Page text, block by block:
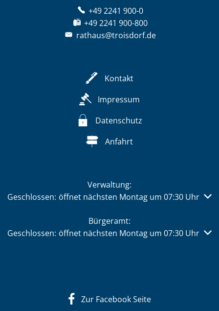
+49 2241 900-0
+49 2241 900-800
rathaus@troisdorf.de
Kontakt
Impressum
Datenschutz
Anfahrt
Verwaltung:
Klicken, um weitere Öffnungs- oder Schließzeiten
Geschlossen: öffnet nächsten Montag um 07:30 Uhr
Bürgeramt:
Klicken, um weitere Öffnungs- oder Schließzeiten
Geschlossen: öffnet nächsten Montag um 07:30 Uhr
Zur Facebook Seite